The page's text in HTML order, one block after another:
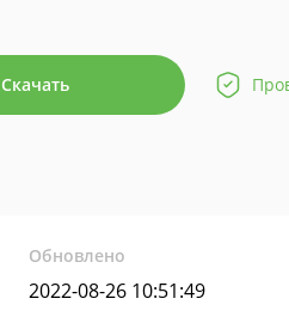
Скачать
Обновлено
2022-08-26 10:51:49